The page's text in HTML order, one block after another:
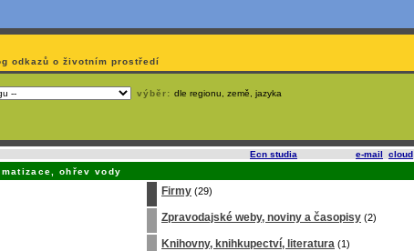
odkazů o životním prostředí
výběr: dle regionu, země, jazyka
Ecn studia e-mail cloud
ohřev vody
Firmy (29)
Zpravodajské weby, noviny a časopisy (2)
Knihovny, knihkupectví, literatura (1)